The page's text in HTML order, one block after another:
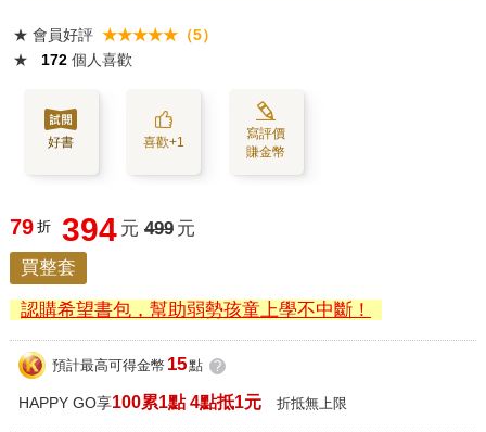
★ 會員好評 ★★★★★（5）
★
172 個人喜歡
好書 喜歡+1
寫評價
賺金幣
79 折 394 元 499 元
買整套
認購希望書包，幫助弱勢孩童上學不中斷！
預計最高可得金幣 15點 ?
HAPPY GO享100累1點 4點抵1元 折抵無上限